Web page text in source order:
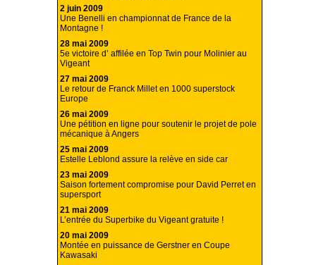
2 juin 2009
Une Benelli en championnat de France de la
Montagne !
28 mai 2009
5e victoire d’ affilée en Top Twin pour Molinier au
Vigeant
27 mai 2009
Le retour de Franck Millet en 1000 superstock
Europe
26 mai 2009
Une pétition en ligne pour soutenir le projet de pole
mécanique à Angers
25 mai 2009
Estelle Leblond assure la relève en side car
23 mai 2009
Saison fortement compromise pour David Perret en
supersport
21 mai 2009
L’entrée du Superbike du Vigeant gratuite !
20 mai 2009
Montée en puissance de Gerstner en Coupe
Kawasaki